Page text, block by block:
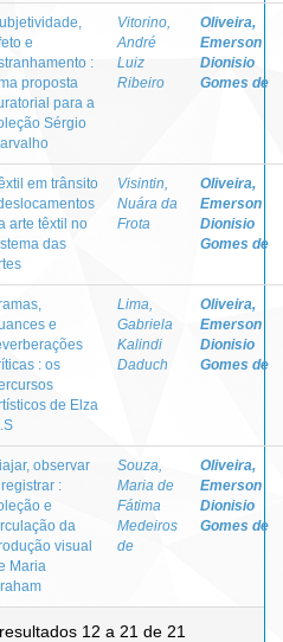
e
:
proposta
para a
Sérgio
Vitorino,
André
Luiz
Ribeiro
Oliveira,
Emerson
Dionisio
Gomes de
em trânsito
arte têxtil no
das
Visintin,
Nuára da
Frota
Oliveira,
Emerson
Dionisio
Gomes de
e
: os
de Elza
Lima,
Gabriela
Kalindi
Daduch
Oliveira,
Emerson
Dionisio
Gomes de
observar
:
e
da
visual
Maria
Souza,
Maria de
Fátima
Medeiros
de
Oliveira,
Emerson
Dionisio
Gomes de
12 a 21 de 21